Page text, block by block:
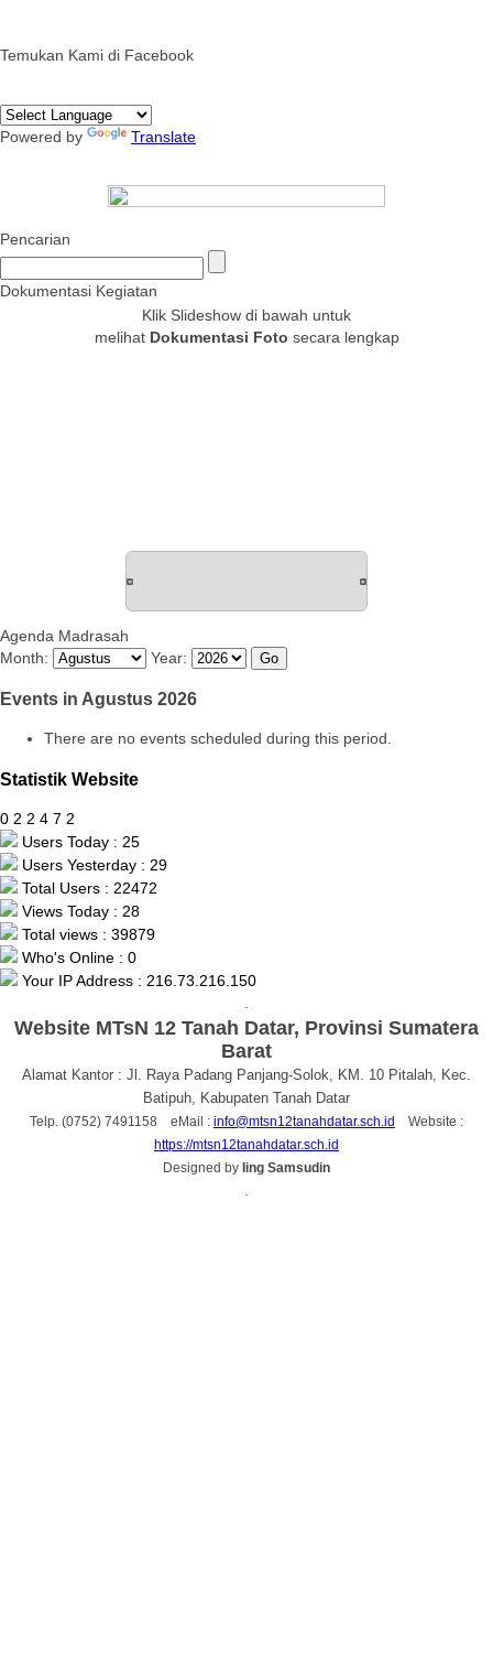
Temukan Kami di Facebook
Powered by Translate
Pencarian
Dokumentasi Kegiatan
Klik Slideshow di bawah untuk
melihat Dokumentasi Foto secara lengkap
Agenda Madrasah
Month:
Year:
Events in Agustus 2026
There are no events scheduled during this period.
Statistik Website
0 2 2 4 7 2
Users Today : 25
Users Yesterday : 29
Total Users : 22472
Views Today : 28
Total views : 39879
Who's Online : 0
Your IP Address : 216.73.216.150
Website MTsN 12 Tanah Datar, Provinsi Sumatera
Barat
Alamat Kantor : Jl. Raya Padang Panjang-Solok, KM. 10 Pitalah, Kec.
Batipuh, Kabupaten Tanah Datar
Telp. (0752) 7491158 eMail : info@mtsn12tanahdatar.sch.id
Website :
https://mtsn12tanahdatar.sch.id
Designed by Iing Samsudin